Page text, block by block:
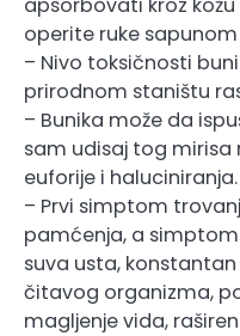
operite ruke
– Nivo toksičnosti
prirodnom staništu
– Bunika može da
sam udisaj tog
euforije i haluciniranja.
– Prvi simptom
pamćenja, a
suva usta,
čitavog organizma,
magljenje vida,